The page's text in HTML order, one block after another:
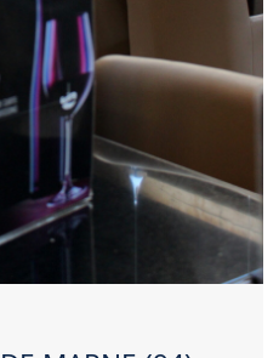
ou moderne. Prévoir
Marne facilite l’organisation
Marne approprié aux repas en
simple. Pour une occasion
raffiné peut faire la
constitue un atout
Val de Marne. La qualité
Marne influence
Restaurant Val de Marne se
rapidement devenir une table
Restaurant Val de Marne se
Un personnel accueillant
dans les cuissons d’un